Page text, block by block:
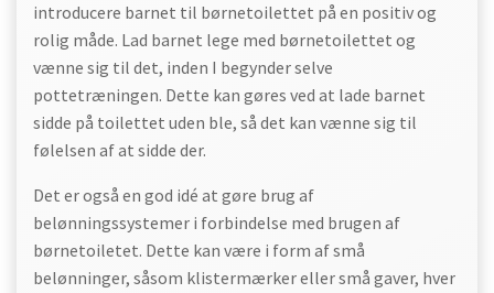
introducere barnet til børnetoilettet på en positiv og
rolig måde. Lad barnet lege med børnetoilettet og
vænne sig til det, inden I begynder selve
pottetræningen. Dette kan gøres ved at lade barnet
sidde på toilettet uden ble, så det kan vænne sig til
følelsen af at sidde der.
Det er også en god idé at gøre brug af
belønningssystemer i forbindelse med brugen af
børnetoiletet. Dette kan være i form af små
belønninger, såsom klistermærker eller små gaver, hver